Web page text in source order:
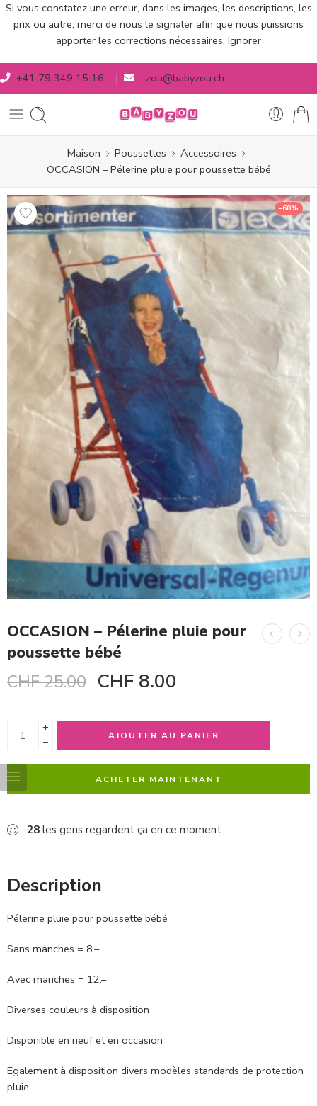
Si vous constatez une erreur, dans les images, les descriptions, les
prix ou autre, merci de nous le signaler afin que nous puissions
apporter les corrections nécessaires. Ignorer
+41 79 349 15 16 | zou@babyzou.ch
Maison Poussettes
Accessoires
OCCASION – Pélerine pluie pour poussette bébé
-68%
OCCASION – Pélerine pluie pour
poussette bébé
CHF25.00 CHF 8.00
+
−
AJOUTER AU PANIER
ACHETER MAINTENANT
28 les gens regardent ça en ce moment
Description
Pélerine pluie pour poussette bébé
Sans manches = 8.–
Avec manches = 12.–
Diverses couleurs à disposition
Disponible en neuf et en occasion
Egalement à disposition divers modèles standards de protection
pluie